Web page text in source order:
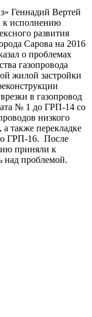
Геннадий Вертей
к исполнению
развития
Сарова на 2016
о проблемах
газопровода
жилой застройки
в газопровод
№ 1 до ГРП-14 со
низкого
также перекладке
ГРП-16. После
приняли к
над проблемой.